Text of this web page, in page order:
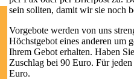
sein sollten, damit wir sie noch
Vorgebote werden von uns
Höchstgebot eines anderen um
Ihrem Gebot erhalten. Haben
Zuschlag bei 90 Euro. Für
Euro.